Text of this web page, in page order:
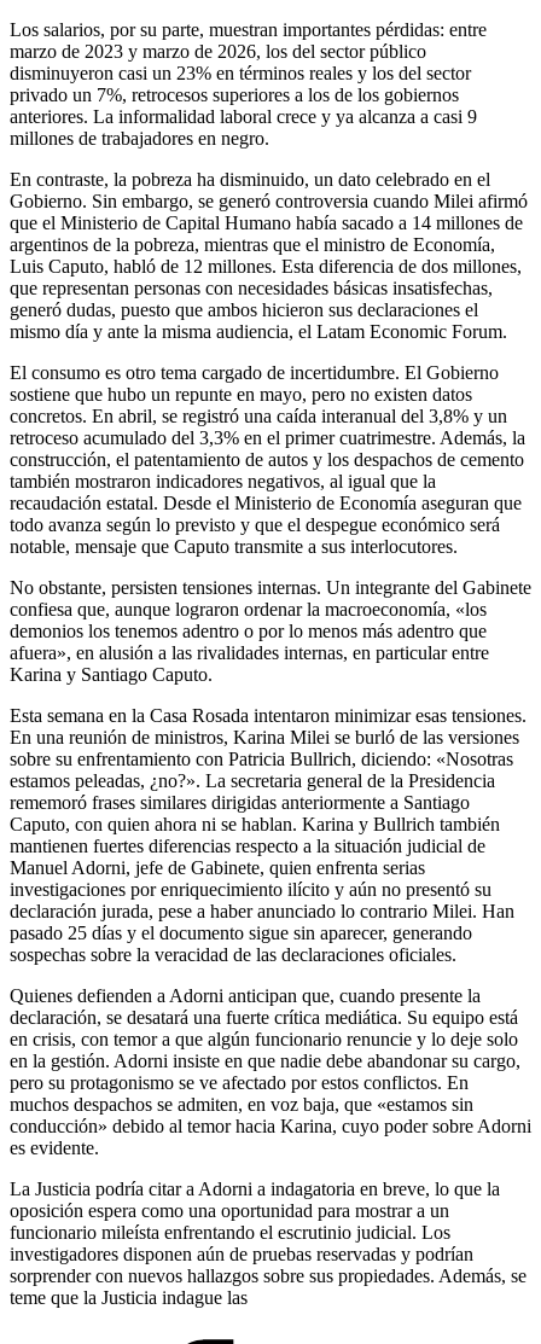
Los salarios, por su parte, muestran importantes pérdidas: entre
marzo de 2023 y marzo de 2026, los del sector público
disminuyeron casi un 23% en términos reales y los del sector
privado un 7%, retrocesos superiores a los de los gobiernos
anteriores. La informalidad laboral crece y ya alcanza a casi 9
millones de trabajadores en negro.
En contraste, la pobreza ha disminuido, un dato celebrado en el
Gobierno. Sin embargo, se generó controversia cuando Milei afirmó
que el Ministerio de Capital Humano había sacado a 14 millones de
argentinos de la pobreza, mientras que el ministro de Economía,
Luis Caputo, habló de 12 millones. Esta diferencia de dos millones,
que representan personas con necesidades básicas insatisfechas,
generó dudas, puesto que ambos hicieron sus declaraciones el
mismo día y ante la misma audiencia, el Latam Economic Forum.
El consumo es otro tema cargado de incertidumbre. El Gobierno
sostiene que hubo un repunte en mayo, pero no existen datos
concretos. En abril, se registró una caída interanual del 3,8% y un
retroceso acumulado del 3,3% en el primer cuatrimestre. Además, la
construcción, el patentamiento de autos y los despachos de cemento
también mostraron indicadores negativos, al igual que la
recaudación estatal. Desde el Ministerio de Economía aseguran que
todo avanza según lo previsto y que el despegue económico será
notable, mensaje que Caputo transmite a sus interlocutores.
No obstante, persisten tensiones internas. Un integrante del Gabinete
confiesa que, aunque lograron ordenar la macroeconomía, «los
demonios los tenemos adentro o por lo menos más adentro que
afuera», en alusión a las rivalidades internas, en particular entre
Karina y Santiago Caputo.
Esta semana en la Casa Rosada intentaron minimizar esas tensiones.
En una reunión de ministros, Karina Milei se burló de las versiones
sobre su enfrentamiento con Patricia Bullrich, diciendo: «Nosotras
estamos peleadas, ¿no?». La secretaria general de la Presidencia
rememoró frases similares dirigidas anteriormente a Santiago
Caputo, con quien ahora ni se hablan. Karina y Bullrich también
mantienen fuertes diferencias respecto a la situación judicial de
Manuel Adorni, jefe de Gabinete, quien enfrenta serias
investigaciones por enriquecimiento ilícito y aún no presentó su
declaración jurada, pese a haber anunciado lo contrario Milei. Han
pasado 25 días y el documento sigue sin aparecer, generando
sospechas sobre la veracidad de las declaraciones oficiales.
Quienes defienden a Adorni anticipan que, cuando presente la
declaración, se desatará una fuerte crítica mediática. Su equipo está
en crisis, con temor a que algún funcionario renuncie y lo deje solo
en la gestión. Adorni insiste en que nadie debe abandonar su cargo,
pero su protagonismo se ve afectado por estos conflictos. En
muchos despachos se admiten, en voz baja, que «estamos sin
conducción» debido al temor hacia Karina, cuyo poder sobre Adorni
es evidente.
La Justicia podría citar a Adorni a indagatoria en breve, lo que la
oposición espera como una oportunidad para mostrar a un
funcionario mileísta enfrentando el escrutinio judicial. Los
investigadores disponen aún de pruebas reservadas y podrían
sorprender con nuevos hallazgos sobre sus propiedades. Además, se
teme que la Justicia indague las